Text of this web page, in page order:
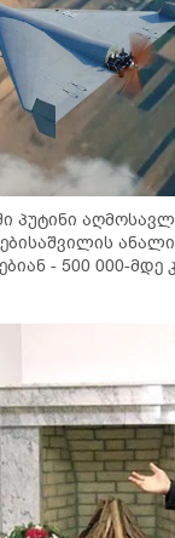
პუტინი
- 500 000-მდე